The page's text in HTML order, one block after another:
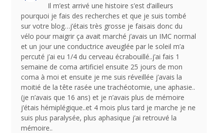
Il m’est arrivé une histoire s’est d’ailleurs
pourquoi je fais des recherches et que je suis tombé
sur votre blog…j’étais très grosse je faisais donc du
vélo pour maigrir ça avait marché j’avais un IMC normal
et un jour une conductrice aveuglée par le soleil m’a
percuté j’ai eu 1/4 du cerveau écrabouillé..j’ai fais 1
semaine de coma artificiel ensuite 25 jours de mon
coma à moi et ensuite je me suis réveillée j’avais la
moitié de la tête rasée une trachéotomie, une aphasie..
(je n’avais que 16 ans) et je n’avais plus de mémoire
j’étais hémiplégique..et 4 mois plus tard je marche je ne
suis plus paralysée, plus aphasique j’ai retrouvé la
mémoire..